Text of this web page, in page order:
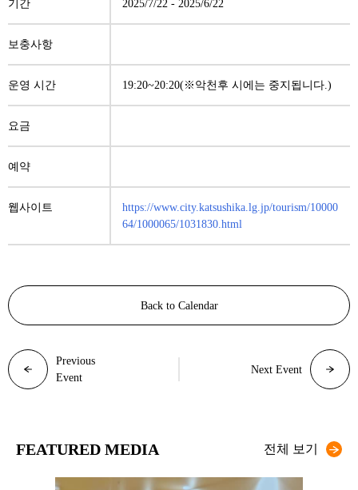
기간 2025/7/22 - 2025/6/22
보충사항
운영 시간 19:20~20:20(※악천후 시에는 중지됩니다.)
요금
예약
웹사이트
https://www.city.katsushika.lg.jp/tourism/10000
64/1000065/1031830.html
Previous
Event
Back to Calendar
Next Event
FEATURED MEDIA 전체 보기